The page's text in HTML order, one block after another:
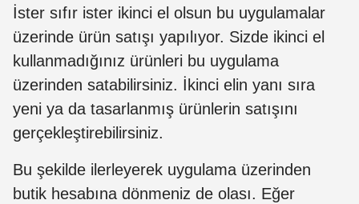
İster sıfır ister ikinci el olsun bu uygulamalar
üzerinde ürün satışı yapılıyor. Sizde ikinci el
kullanmadığınız ürünleri bu uygulama
üzerinden satabilirsiniz. İkinci elin yanı sıra
yeni ya da tasarlanmış ürünlerin satışını
gerçekleştirebilirsiniz.
Bu şekilde ilerleyerek uygulama üzerinden
butik hesabına dönmeniz de olası. Eğer